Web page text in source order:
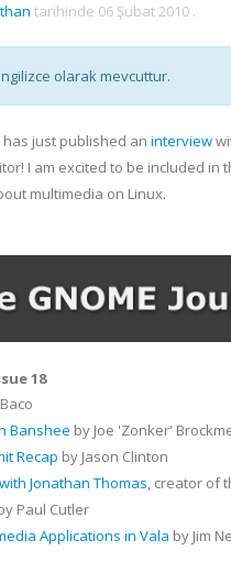
tarihinde 06 Şubat 2010 .
olarak mevcuttur.
has just published an interview
I am excited to be included in
multimedia on Linux.
18
Banshee by Joe 'Zonker'
Recap by Jason Clinton
Jonathan Thomas, creator of
Paul Cutler
Applications in Vala by Jim